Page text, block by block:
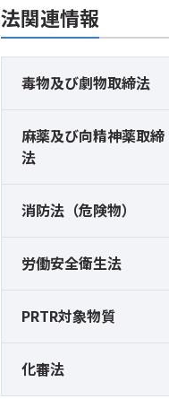
法関連情報
毒物及び劇物取締法
麻薬及び向精神薬取締
法
消防法（危険物）
労働安全衛生法
PRTR対象物質
化審法